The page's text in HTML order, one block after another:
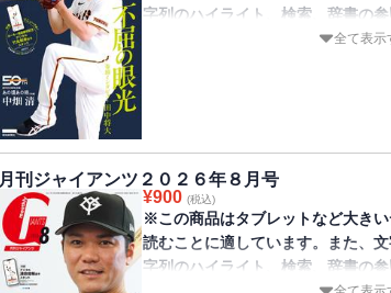
字列のハイライト、検索、辞書の
心境を明かしました。付録はルー
和幸投手スタンド（付録取得期限
全て表示
月刊ジャイアンツ２０２６年８月号
¥900 (税込)
※この商品はタブレットなど大き
読むことに適しています。また、
字列のハイライト、検索、辞書の